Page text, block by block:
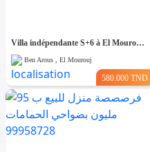
Villa indépendante S+6 à El Mourouj 4
Ben Arous , El Mourouj
580.000 TND